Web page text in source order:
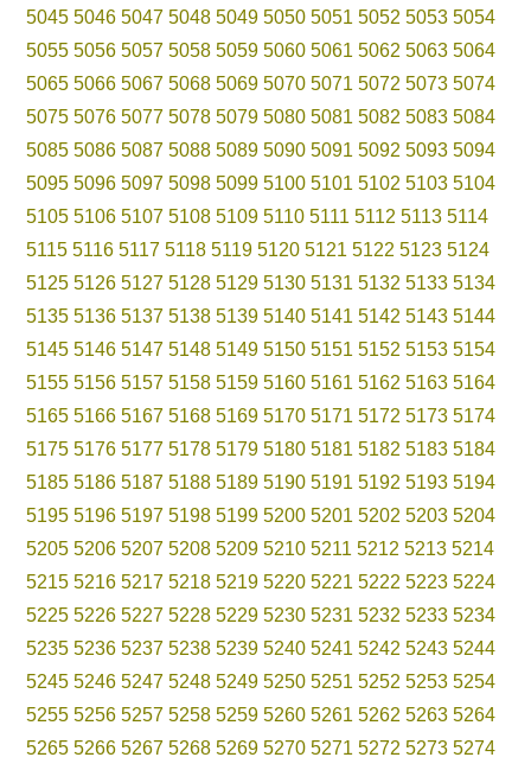
5045 5046 5047 5048 5049 5050 5051 5052 5053 5054
5055 5056 5057 5058 5059 5060 5061 5062 5063 5064
5065 5066 5067 5068 5069 5070 5071 5072 5073 5074
5075 5076 5077 5078 5079 5080 5081 5082 5083 5084
5085 5086 5087 5088 5089 5090 5091 5092 5093 5094
5095 5096 5097 5098 5099 5100 5101 5102 5103 5104
5105 5106 5107 5108 5109 5110 5111 5112 5113 5114
5115 5116 5117 5118 5119 5120 5121 5122 5123 5124
5125 5126 5127 5128 5129 5130 5131 5132 5133 5134
5135 5136 5137 5138 5139 5140 5141 5142 5143 5144
5145 5146 5147 5148 5149 5150 5151 5152 5153 5154
5155 5156 5157 5158 5159 5160 5161 5162 5163 5164
5165 5166 5167 5168 5169 5170 5171 5172 5173 5174
5175 5176 5177 5178 5179 5180 5181 5182 5183 5184
5185 5186 5187 5188 5189 5190 5191 5192 5193 5194
5195 5196 5197 5198 5199 5200 5201 5202 5203 5204
5205 5206 5207 5208 5209 5210 5211 5212 5213 5214
5215 5216 5217 5218 5219 5220 5221 5222 5223 5224
5225 5226 5227 5228 5229 5230 5231 5232 5233 5234
5235 5236 5237 5238 5239 5240 5241 5242 5243 5244
5245 5246 5247 5248 5249 5250 5251 5252 5253 5254
5255 5256 5257 5258 5259 5260 5261 5262 5263 5264
5265 5266 5267 5268 5269 5270 5271 5272 5273 5274